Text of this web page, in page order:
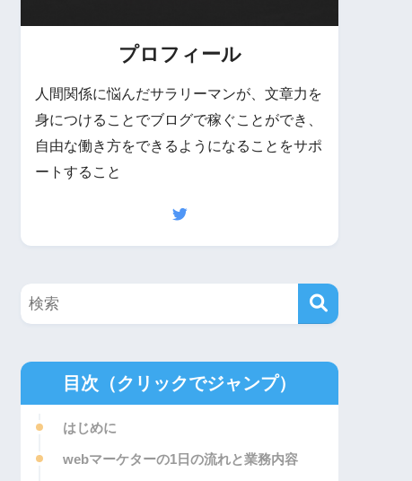
プロフィール
人間関係に悩んだサラリーマンが、文章力を
身につけることでブログで稼ぐことができ、
自由な働き方をできるようになることをサポ
ートすること
目次（クリックでジャンプ）
はじめに
webマーケターの1日の流れと業務内容